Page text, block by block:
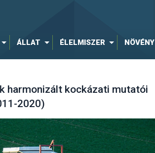
ÁLLAT ÉLELMISZER NÖVÉNY
harmonizált kockázati mutatói
2020)